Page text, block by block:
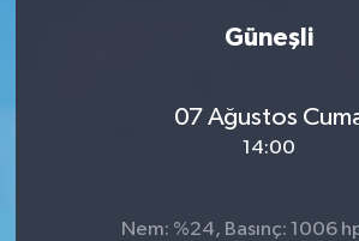
Güneşli
07 Ağustos
14:00
Nem: %24, Basınç: 1006